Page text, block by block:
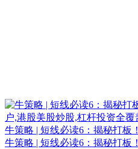
牛策略 | 短线必读6：揭秘打板！
牛策略 | 短线必读6：揭秘打板！